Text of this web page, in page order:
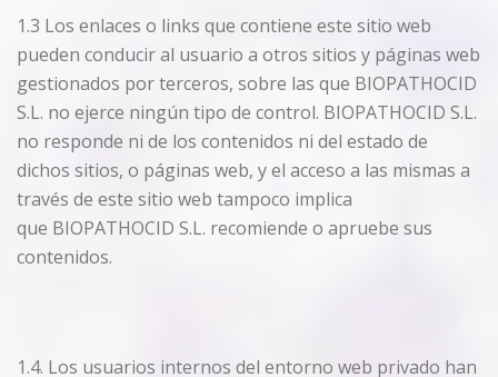
1.3 Los enlaces o links que contiene este sitio web
pueden conducir al usuario a otros sitios y páginas web
gestionados por terceros, sobre las que BIOPATHOCID
S.L. no ejerce ningún tipo de control. BIOPATHOCID S.L.
no responde ni de los contenidos ni del estado de
dichos sitios, o páginas web, y el acceso a las mismas a
través de este sitio web tampoco implica
que BIOPATHOCID S.L. recomiende o apruebe sus
contenidos.
1.4. Los usuarios internos del entorno web privado han